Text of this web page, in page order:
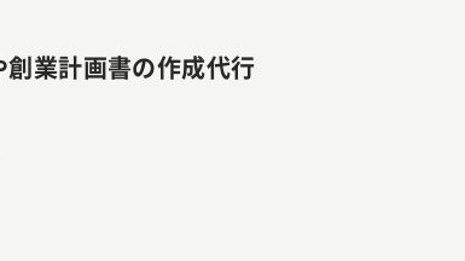
業計画書の作成代行